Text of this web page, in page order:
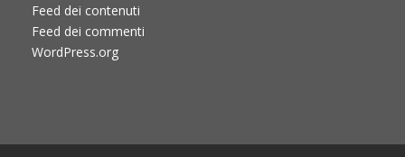
Feed dei contenuti
Feed dei commenti
WordPress.org